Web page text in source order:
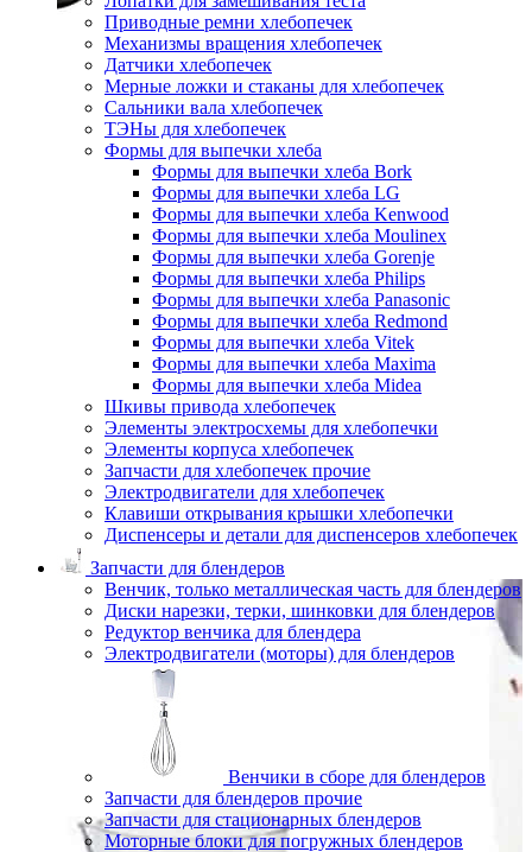
Приводные ремни хлебопечек
Механизмы вращения хлебопечек
Датчики хлебопечек
Мерные ложки и стаканы для хлебопечек
Сальники вала хлебопечек
ТЭНы для хлебопечек
Формы для выпечки хлеба
Формы для выпечки хлеба Bork
Формы для выпечки хлеба LG
Формы для выпечки хлеба Kenwood
Формы для выпечки хлеба Moulinex
Формы для выпечки хлеба Gorenje
Формы для выпечки хлеба Philips
Формы для выпечки хлеба Panasonic
Формы для выпечки хлеба Redmond
Формы для выпечки хлеба Vitek
Формы для выпечки хлеба Maxima
Формы для выпечки хлеба Midea
Шкивы привода хлебопечек
Элементы электросхемы для хлебопечки
Элементы корпуса хлебопечек
Запчасти для хлебопечек прочие
Электродвигатели для хлебопечек
Клавиши открывания крышки хлебопечки
Диспенсеры и детали для диспенсеров хлебопечек
Запчасти для блендеров
Венчик, только металлическая часть для блендеров
Диски нарезки, терки, шинковки для блендеров
Редуктор венчика для блендера
Электродвигатели (моторы) для блендеров
Венчики в сборе для блендеров
Запчасти для блендеров прочие
Запчасти для стационарных блендеров
Моторные блоки для погружных блендеров